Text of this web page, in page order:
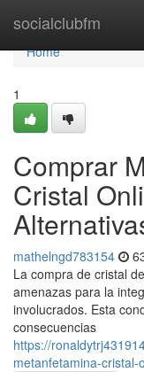
socialclubfm
Home
Home
1
Comprar
Cristal
mathelngd783154
La compra de cristal
amenazas para la
involucrados. Esta
consecuencias
https://
metanfetamina-